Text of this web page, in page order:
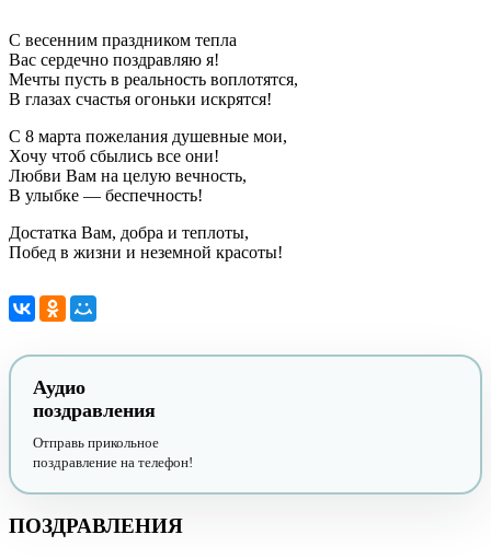
С весенним праздником тепла
Вас сердечно поздравляю я!
Мечты пусть в реальность воплотятся,
В глазах счастья огоньки искрятся!
С 8 марта пожелания душевные мои,
Хочу чтоб сбылись все они!
Любви Вам на целую вечность,
В улыбке — беспечность!
Достатка Вам, добра и теплоты,
Побед в жизни и неземной красоты!
Аудио
поздравления
Отправь прикольное
поздравление на телефон!
ПОЗДРАВЛЕНИЯ